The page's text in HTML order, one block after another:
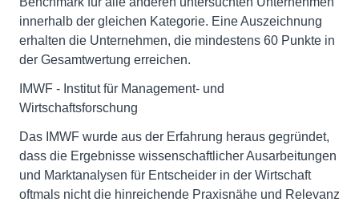
innerhalb der gleichen Kategorie. Eine Auszeichnung
erhalten die Unternehmen, die mindestens 60 Punkte in
der Gesamtwertung erreichen.
IMWF - Institut für Management- und
Wirtschaftsforschung
Das IMWF wurde aus der Erfahrung heraus gegründet,
dass die Ergebnisse wissenschaftlicher Ausarbeitungen
und Marktanalysen für Entscheider in der Wirtschaft
oftmals nicht die hinreichende Praxisnähe und Relevanz